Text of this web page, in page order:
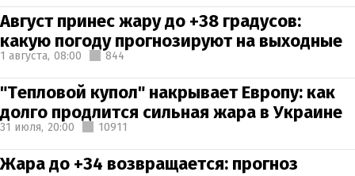
Август принес жару до +38 градусов:
какую погоду прогнозируют на выходные
1 августа, 08:00 844
"Тепловой купол" накрывает Европу: как
долго продлится сильная жара в Украине
31 июля, 20:00 10911
Жара до +34 возвращается: прогноз